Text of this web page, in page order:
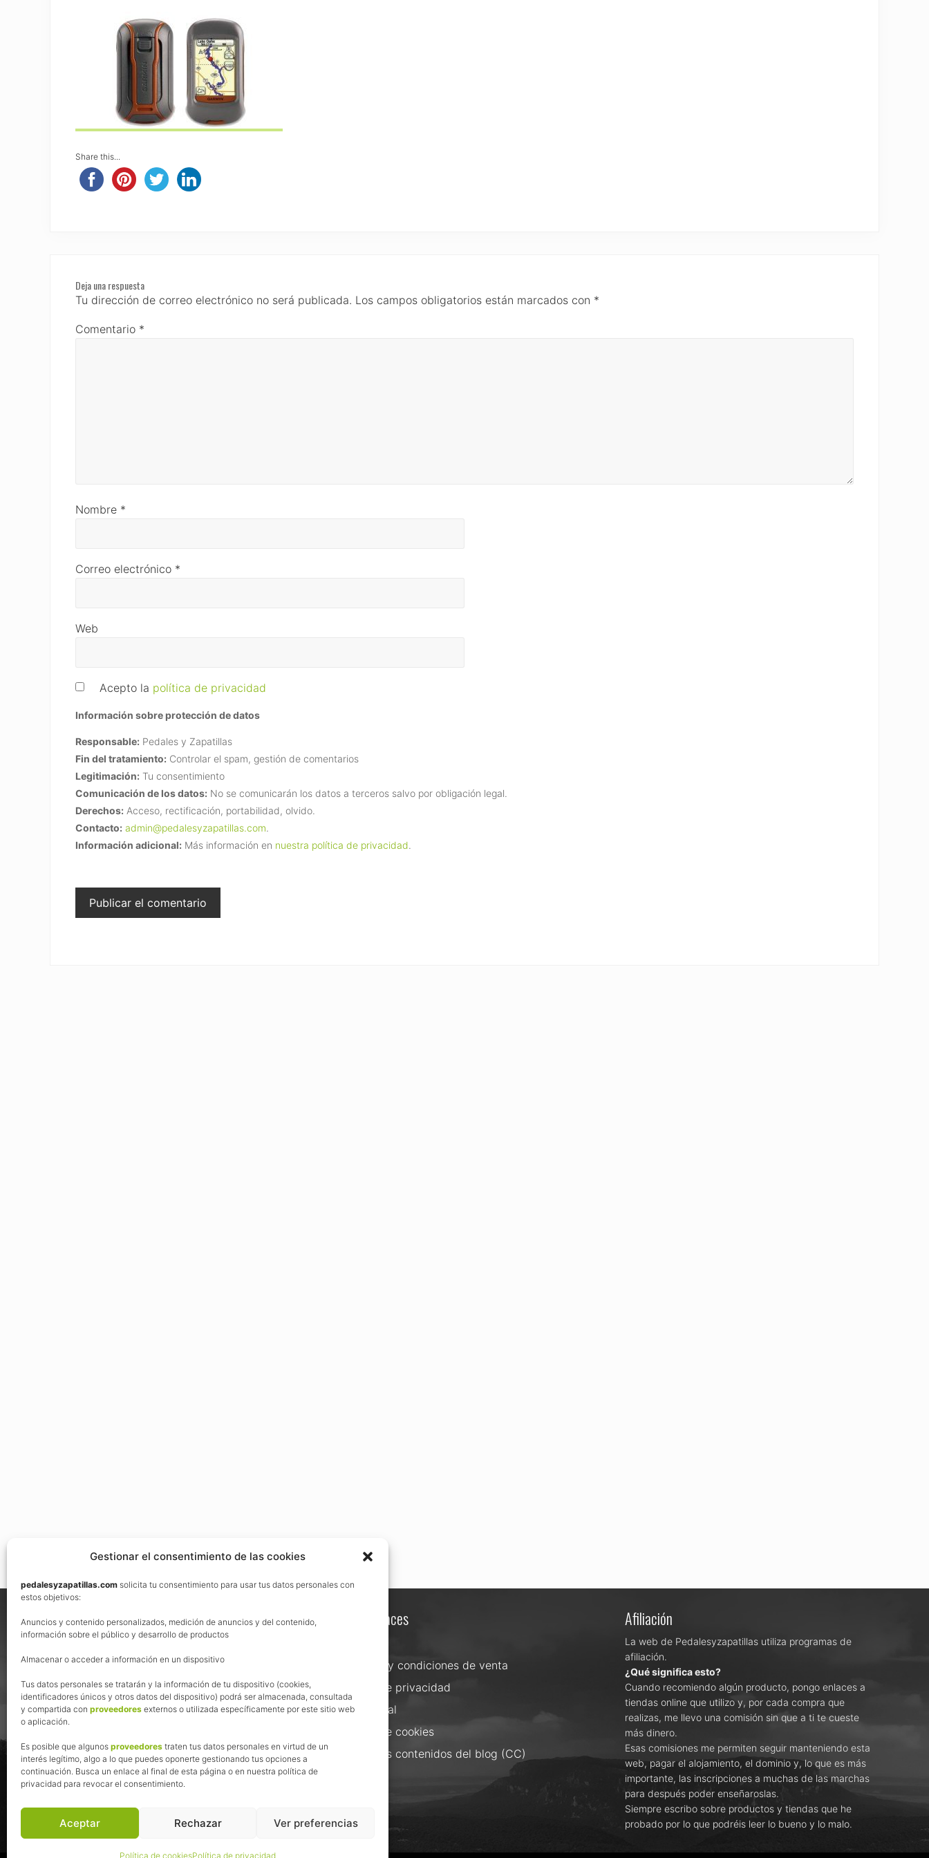
Gestionar el consentimiento de las cookies
pedalesyzapatillas.com solicita tu consentimiento para usar tus datos personales con
estos objetivos:
Anuncios y contenido personalizados, medición de anuncios y del contenido,
información sobre el público y desarrollo de productos
Almacenar o acceder a información en un dispositivo
Tus datos personales se tratarán y la información de tu dispositivo (cookies,
identificadores únicos y otros datos del dispositivo) podrá ser almacenada, consultada
y compartida con proveedores externos o utilizada específicamente por este sitio web
o aplicación.
Es posible que algunos proveedores traten tus datos personales en virtud de un
interés legítimo, algo a lo que puedes oponerte gestionando tus opciones a
continuación. Busca un enlace al final de esta página o en nuestra política de
privacidad para revocar el consentimiento.
Aceptar Rechazar Ver preferencias
Política de cookiesPolítica de privacidad
Share this...
Interactions
Deja una respuesta
Tu dirección de correo electrónico no será publicada. Los campos obligatorios están marcados con *
Comentario *
Nombre *
Correo electrónico *
Web
Acepto la política de privacidad
Información sobre protección de datos
Responsable: Pedales y Zapatillas
Fin del tratamiento: Controlar el spam, gestión de comentarios
Legitimación: Tu consentimiento
Comunicación de los datos: No se comunicarán los datos a terceros salvo por obligación legal.
Derechos: Acceso, rectificación, portabilidad, olvido.
Contacto: admin@pedalesyzapatillas.com.
Información adicional: Más información en nuestra política de privacidad.
Footer
Nos vemos en las redes Otros enlaces
Términos y condiciones de venta
Política de privacidad
Aviso Legal
Política de cookies
Uso de los contenidos del blog (CC)
Afiliación
La web de Pedalesyzapatillas utiliza programas de
afiliación.
¿Qué significa esto?
Cuando recomiendo algún producto, pongo enlaces a
tiendas online que utilizo y, por cada compra que
realizas, me llevo una comisión sin que a ti te cueste
más dinero.
Esas comisiones me permiten seguir manteniendo esta
web, pagar el alojamiento, el dominio y, lo que es más
importante, las inscripciones a muchas de las marchas
para después poder enseñaroslas.
Siempre escribo sobre productos y tiendas que he
probado por lo que podréis leer lo bueno y lo malo.